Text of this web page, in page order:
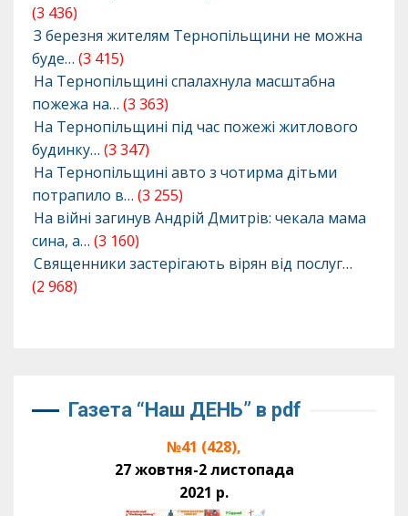
(3 436)
З березня жителям Тернопільщини не можна
буде… (3 415)
На Тернопільщині спалахнула масштабна
пожежа на… (3 363)
На Тернопільщині під час пожежі житлового
будинку… (3 347)
На Тернопільщині авто з чотирма дітьми
потрапило в… (3 255)
На війні загинув Андрій Дмитрів: чекала мама
сина, а… (3 160)
Священники застерігають вірян від послуг…
(2 968)
Газета “Наш ДЕНЬ” в pdf
№41 (428),
27 жовтня-2 листопада
2021 р.